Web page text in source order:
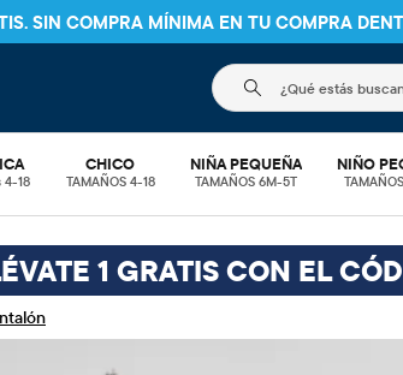
SIN COMPRA MÍNIMA EN TU COMPRA
El siguiente
4-18
CHICO
TAMAÑOS 4-18
NIÑA PEQUEÑA
TAMAÑOS 6M-5T
NIÑO
1 GRATIS CON EL